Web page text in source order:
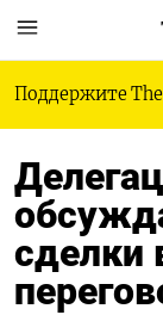
Поддержите
сделки